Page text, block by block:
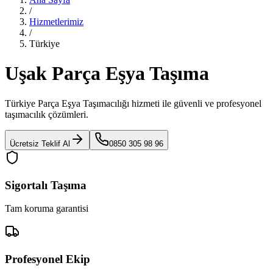
/
Hizmetlerimiz
/
Türkiye
Uşak Parça Eşya Taşıma
Türkiye Parça Eşya Taşımacılığı hizmeti ile güvenli ve profesyonel
taşımacılık çözümleri.
Ücretsiz Teklif Al 0850 305 98 96
Sigortalı Taşıma
Tam koruma garantisi
Profesyonel Ekip